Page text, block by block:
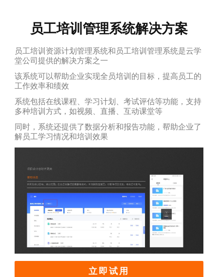
员工培训管理系统解决方案
员工培训资源计划管理系统和员工培训管理系统是云学
堂公司提供的解决方案之一
该系统可以帮助企业实现全员培训的目标，提高员工的
工作效率和绩效
系统包括在线课程、学习计划、考试评估等功能，支持
多种培训方式，如视频、直播、互动课堂等
同时，系统还提供了数据分析和报告功能，帮助企业了
解员工学习情况和培训效果
立即试用